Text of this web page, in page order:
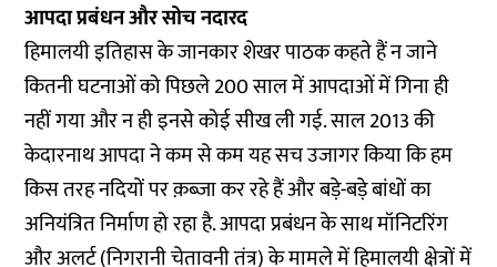
आपदा प्रबंधन और सोच नदारद
हिमालयी इतिहास के जानकार शेखर पाठक कहते हैं न जाने
कितनी घटनाओं को पिछले 200 साल में आपदाओं में गिना ही
नहीं गया और न ही इनसे कोई सीख ली गई. साल 2013 की
केदारनाथ आपदा ने कम से कम यह सच उजागर किया कि हम
किस तरह नदियों पर क़ब्ज़ा कर रहे हैं और बड़े-बड़े बांधों का
अनियंत्रित निर्माण हो रहा है. आपदा प्रबंधन के साथ मॉनिटरिंग
और अलर्ट (निगरानी चेतावनी तंत्र) के मामले में हिमालयी क्षेत्रों में